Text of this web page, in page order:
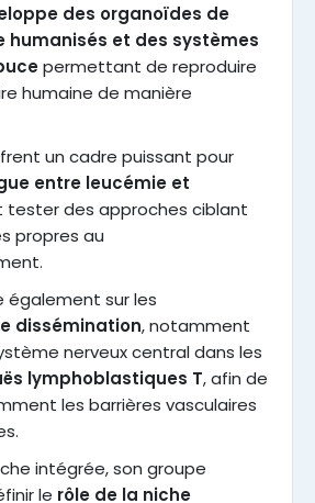
des organoïdes de
humanisés et des systèmes
permettant de reproduire
humaine de manière
un cadre puissant pour
entre leucémie et
tester des approches ciblant
propres au
également sur les
dissémination, notamment
nerveux central dans les
lymphoblastiques T, afin de
les barrières vasculaires
intégrée, son groupe
le rôle de la niche